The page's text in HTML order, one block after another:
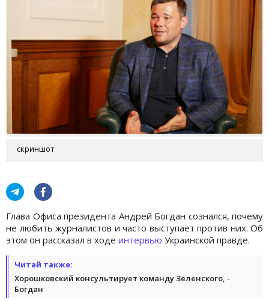
скриншот
Глава Офиса президента Андрей Богдан сознался, почему
не любить журналистов и часто выступает против них. Об
этом он рассказал в ходе интервью Украинской правде.
Читай также:
Хорошковский консультирует команду Зеленского, -
Богдан